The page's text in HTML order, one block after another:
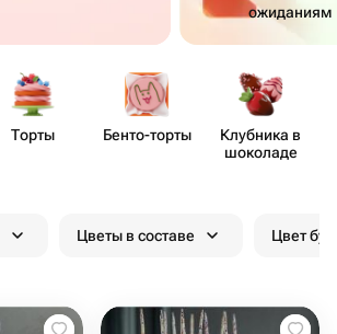
ожиданиям
Торты Бенто​-торты
Клубника в
шоколаде
Цветы в составе Цвет